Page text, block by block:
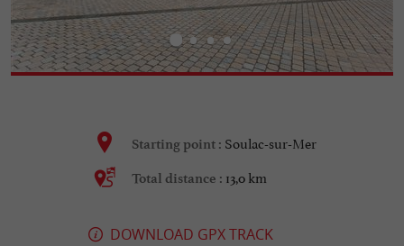
Starting point : Soulac-sur-Mer
Total distance : 13,0 km
DOWNLOAD GPX TRACK